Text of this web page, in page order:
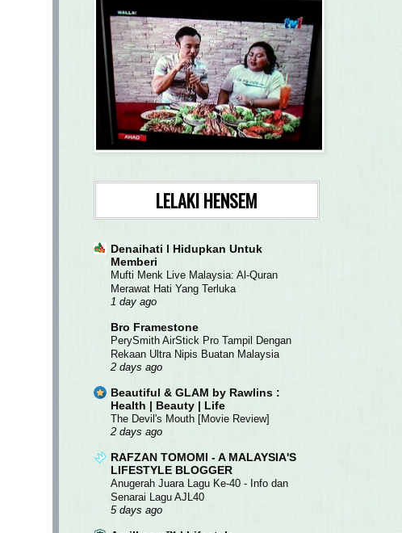
LELAKI HENSEM
Denaihati l Hidupkan Untuk
Memberi
Mufti Menk Live Malaysia: Al-Quran
Merawat Hati Yang Terluka
1 day ago
Bro Framestone
PerySmith AirStick Pro Tampil Dengan
Rekaan Ultra Nipis Buatan Malaysia
2 days ago
Beautiful & GLAM by Rawlins :
Health | Beauty | Life
The Devil's Mouth [Movie Review]
2 days ago
RAFZAN TOMOMI - A MALAYSIA'S
LIFESTYLE BLOGGER
Anugerah Juara Lagu Ke-40 - Info dan
Senarai Lagu AJL40
5 days ago